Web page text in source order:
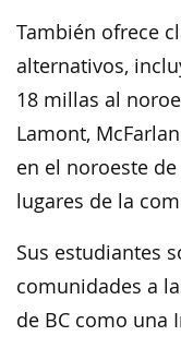
También ofrece
alternativos,
18 millas al
Lamont,
en el noroeste
lugares de la
Sus estudiantes
comunidades a
de BC como una